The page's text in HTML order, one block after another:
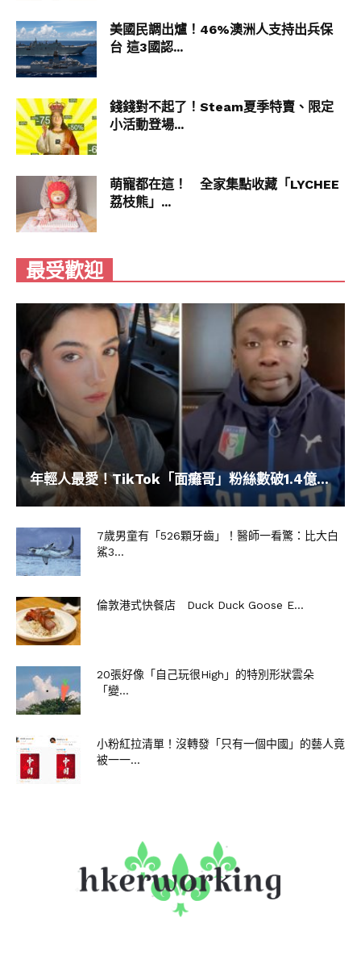
松針入味的特色料理，並與花蓮網路人氣咖啡與肉
桂捲專門店「散步咖啡」聯手打造松園專屬聯名配
方豆，將太平洋的海風、百年松樹的清香，與花東
驗。
美國民調出爐！46%澳洲人支持出兵保
台 這3國認...
錢錢對不起了！Steam夏季特賣、限定
小活動登場...
萌寵都在這！ 全家集點收藏「LYCHEE
荔枝熊」...
最受歡迎
年輕人最愛！TikTok「面癱哥」粉絲數破1.4億...
7歲男童有「526顆牙齒」！醫師一看驚：比大白
鯊3...
倫敦港式快餐店 Duck Duck Goose E...
20張好像「自己玩很High」的特別形狀雲朵
「變...
小粉紅拉清單！沒轉發「只有一個中國」的藝人竟
被一一...